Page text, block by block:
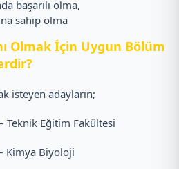
başarılı olma,
sahip olma
Olmak İçin Uygun Bölüm
isteyen adayların;
Teknik Eğitim Fakültesi
Kimya Biyoloji